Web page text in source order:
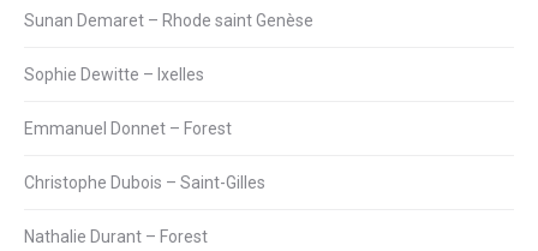
Sunan Demaret – Rhode saint Genèse
Sophie Dewitte – Ixelles
Emmanuel Donnet – Forest
Christophe Dubois – Saint-Gilles
Nathalie Durant – Forest